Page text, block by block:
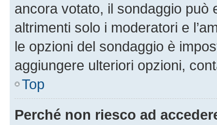
ancora votato, il sondaggio può
altrimenti solo i moderatori e
le opzioni del sondaggio è
aggiungere ulteriori opzioni,
Top
Perché non riesco ad